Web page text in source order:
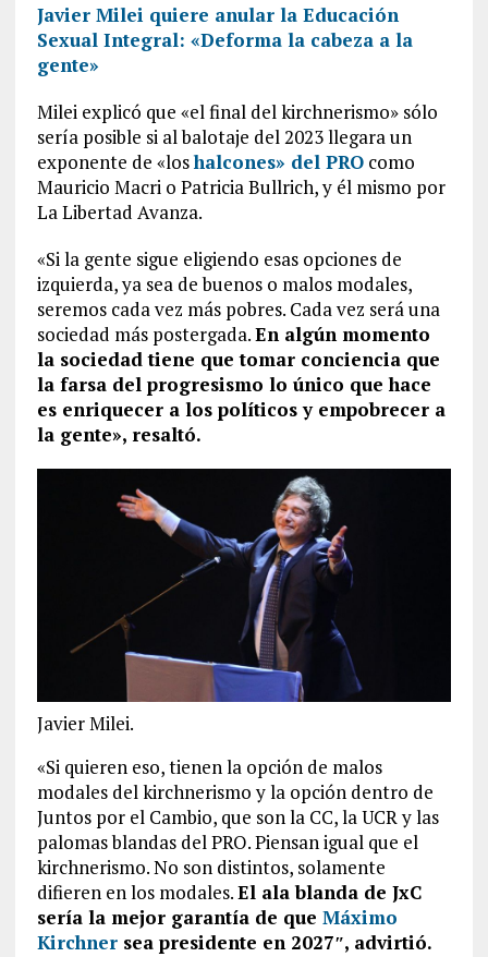
Javier Milei quiere anular la Educación
Sexual Integral: «Deforma la cabeza a la
gente»
Milei explicó que «el final del kirchnerismo» sólo
sería posible si al balotaje del 2023 llegara un
exponente de «loshalcones» del PROcomo
Mauricio Macri o Patricia Bullrich, y él mismo por
La Libertad Avanza.
«Si la gente sigue eligiendo esas opciones de
izquierda, ya sea de buenos o malos modales,
seremos cada vez más pobres. Cada vez será una
sociedad más postergada.En algún momento
la sociedad tiene que tomar conciencia que
la farsa del progresismo lo único que hace
es enriquecer a los políticos y empobrecer a
la gente», resaltó.
Javier Milei.
«Si quieren eso, tienen la opción de malos
modales del kirchnerismo y la opción dentro de
Juntos por el Cambio, que son la CC, la UCR y las
palomas blandas del PRO. Piensan igual que el
kirchnerismo. No son distintos, solamente
difieren en los modales.El ala blanda de JxC
sería la mejor garantía de que Máximo
Kirchnersea presidente en 2027″, advirtió.